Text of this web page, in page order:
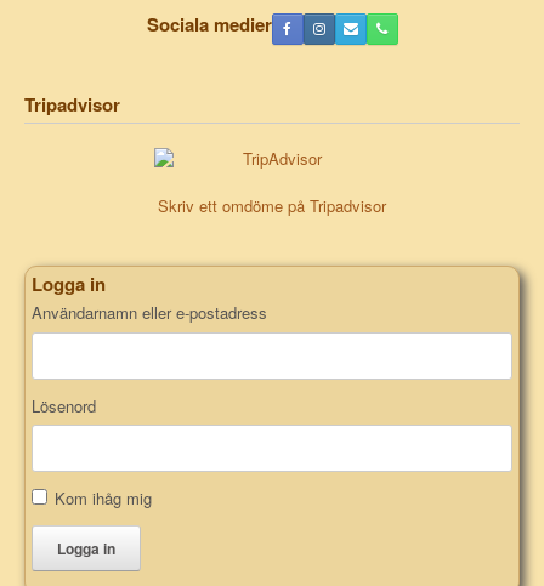
Sociala medier
Tripadvisor
Skriv ett omdöme på Tripadvisor
Logga in
Användarnamn eller e-postadress
Lösenord
Kom ihåg mig
Logga in